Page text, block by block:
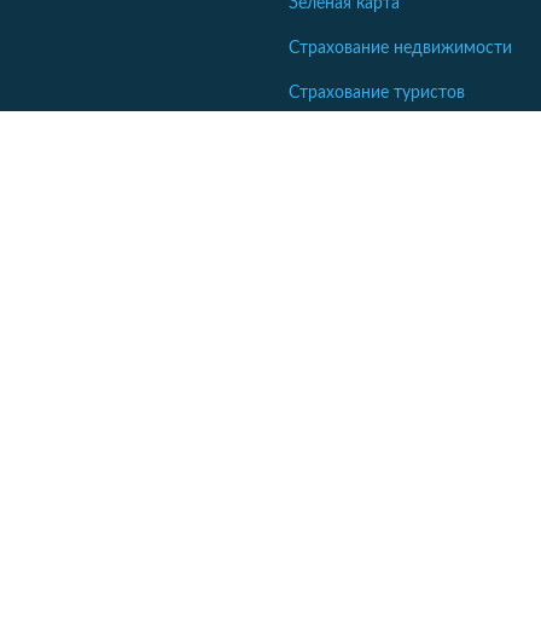
Зеленая карта
Страхование недвижимости
Страхование туристов